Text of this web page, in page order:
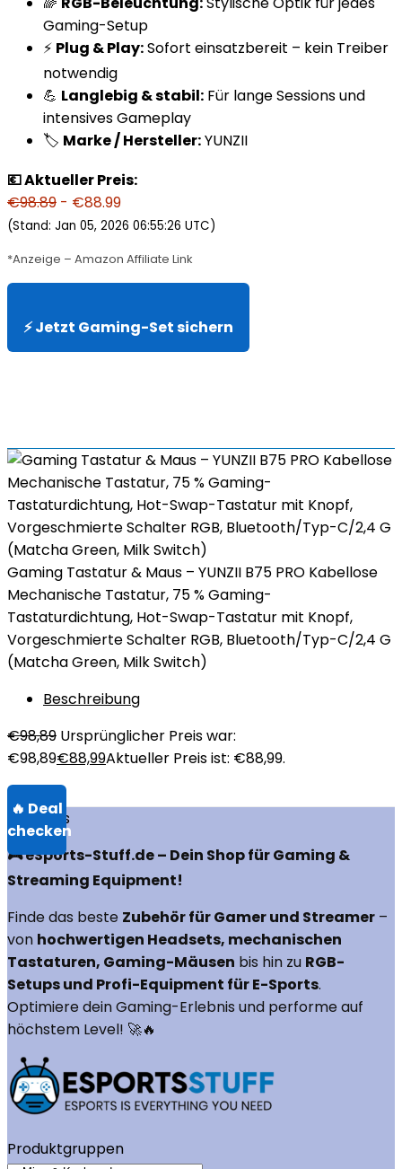
Gaming-Setup
⚡ Plug & Play:Sofort einsatzbereit – kein Treiber
notwendig
💪 Langlebig & stabil: Für lange Sessions und
intensives Gameplay
🏷️ Marke / Hersteller:YUNZII
💶 Aktueller Preis:
€98.89 - €88.99
(Stand: Jan 05, 2026 06:55:26 UTC)
*Anzeige – Amazon Affiliate Link
⚡ Jetzt Gaming-Set sichern
Gaming Tastatur & Maus – YUNZII B75 PRO Kabellose
Mechanische Tastatur, 75 % Gaming-
Tastaturdichtung, Hot-Swap-Tastatur mit Knopf,
Vorgeschmierte Schalter RGB, Bluetooth/Typ-C/2,4 G
(Matcha Green, Milk Switch)
Beschreibung
€98,89 Ursprünglicher Preis war:
€98,89€88,99Aktueller Preis ist: €88,99.
Über uns
🎮 eSports-Stuff.de – Dein Shop für Gaming &
Streaming Equipment!
Finde das beste Zubehör für Gamer und Streamer –
von hochwertigen Headsets, mechanischen
Tastaturen, Gaming-Mäusen bis hin zu RGB-
Setups und Profi-Equipment für E-Sports.
Optimiere dein Gaming-Erlebnis und performe auf
höchstem Level! 🚀🔥
Produktgruppen